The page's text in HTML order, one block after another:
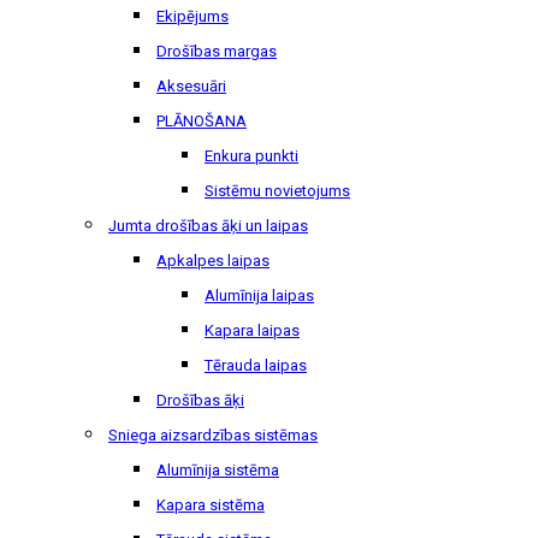
Ekipējums
Drošības margas
Aksesuāri
PLĀNOŠANA
Enkura punkti
Sistēmu novietojums
Jumta drošības āķi un laipas
Apkalpes laipas
Alumīnija laipas
Kapara laipas
Tērauda laipas
Drošības āķi
Sniega aizsardzības sistēmas
Alumīnija sistēma
Kapara sistēma